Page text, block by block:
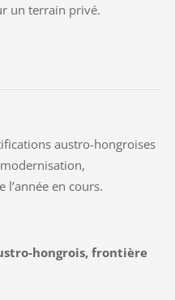
un terrain privé.
austro-hongroises
en cours.
hongrois, frontière